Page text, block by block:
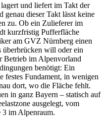
und liefert im Takt der
genau dieser Takt lässt keine
zu. Ob ein Zulieferer im
kurzfristig Pufferfläche
am GVZ Nürnberg einen
überbrücken will oder ein
Betrieb im Alpenvorland
benötigt: Ein
festes Fundament, in wenigen
dort, wo die Fläche fehlt.
in ganz Bayern – statisch auf
ausgelegt, vom
3 im Alpenraum.